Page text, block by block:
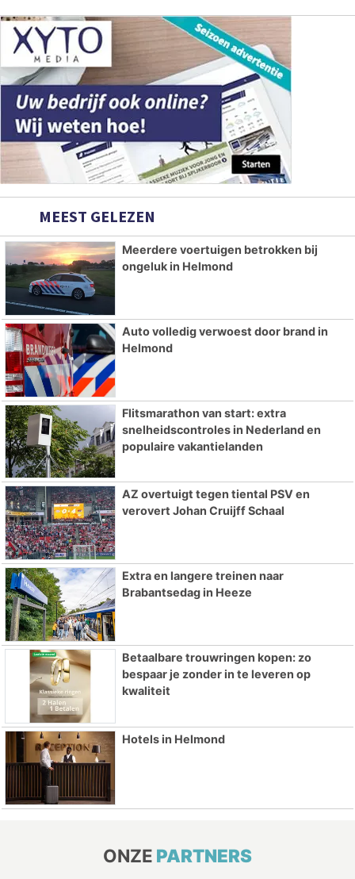
MEEST GELEZEN
Meerdere voertuigen betrokken bij
ongeluk in Helmond
Auto volledig verwoest door brand in
Helmond
Flitsmarathon van start: extra
snelheidscontroles in Nederland en
populaire vakantielanden
AZ overtuigt tegen tiental PSV en
verovert Johan Cruijff Schaal
Extra en langere treinen naar
Brabantsedag in Heeze
Betaalbare trouwringen kopen: zo
bespaar je zonder in te leveren op
kwaliteit
Hotels in Helmond
ONZE PARTNERS